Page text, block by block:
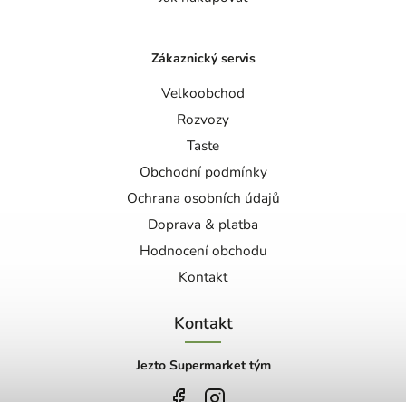
Zákaznický servis
Velkoobchod
Rozvozy
Taste
Obchodní podmínky
Ochrana osobních údajů
Doprava & platba
Hodnocení obchodu
Kontakt
Kontakt
Jezto Supermarket tým